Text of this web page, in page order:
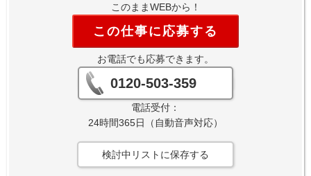
このままWEBから！
この仕事に応募する
お電話でも応募できます。
0120-503-359
電話受付：
24時間365日（自動音声対応）
検討中リストに保存する